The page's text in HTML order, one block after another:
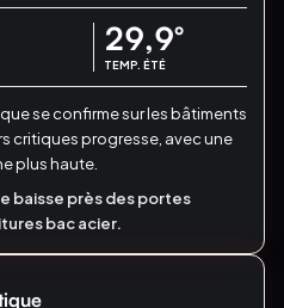
29,9°
TEMP. ÉTÉ
se confirme sur les bâtiments
critiques progresse, avec une
plus haute.
baisse près des portes
bac acier.